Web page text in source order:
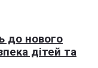
до нового
дітей та